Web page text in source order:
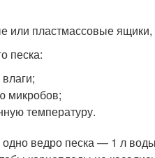
или пластмассовые ящики,
песка:
микробов;
температуру.
ведро песка — 1 л